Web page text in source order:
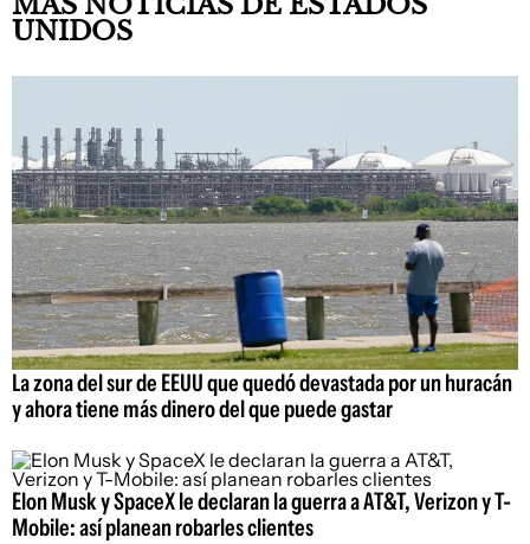
UNIDOS
La zona del sur de EEUU que quedó devastada por un huracán
y ahora tiene más dinero del que puede gastar
Elon Musk y SpaceX le declaran la guerra a AT&T, Verizon y T-
Mobile: así planean robarles clientes